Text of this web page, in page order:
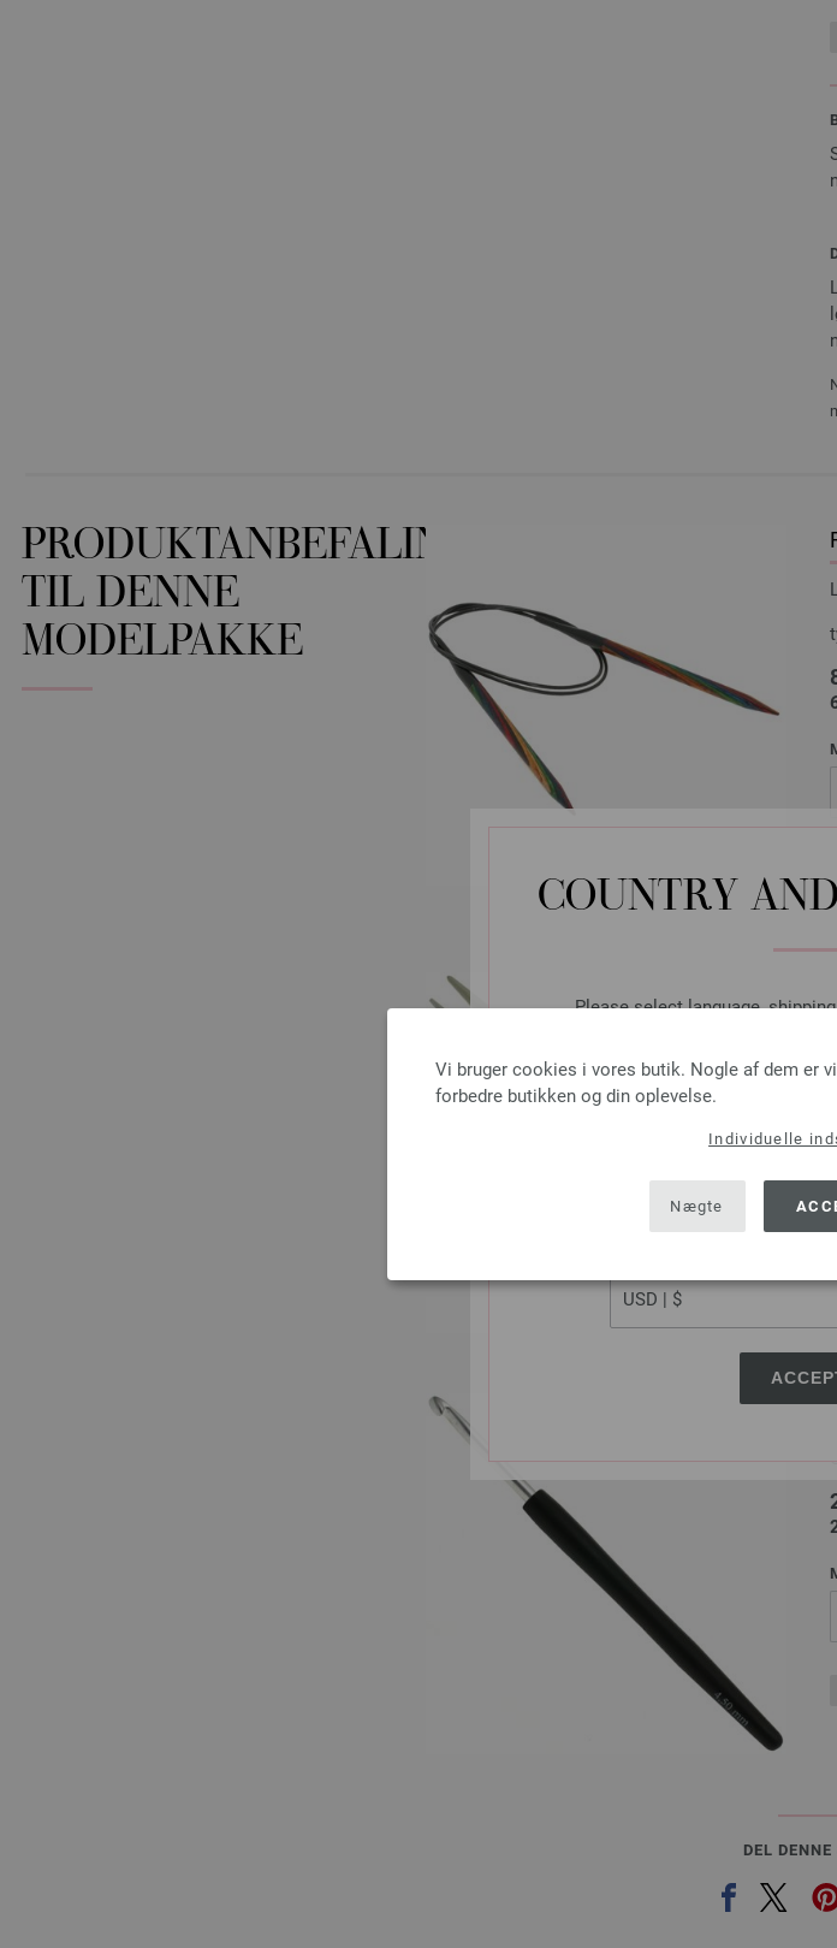
COUNTRY
Please select language,
SHIPPING TO
USA - The United
Vi bruger cookies i vores butik. Nogle af dem er
forbedre butikken og din oplevelse.
Individuelle
Nægte
PRODUKTANBEFALINGER
TIL DENNE
MODELPAKKE
DEL DENNE